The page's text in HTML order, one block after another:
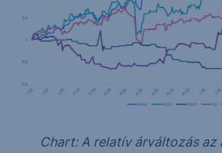
Chart: A relatív árváltozás az